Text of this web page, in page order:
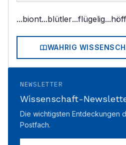
...biont...blütler...flügelig
WAHRIG
NEWSLETTER
Wissenschaft-
Die wichtigsten Entdeckungen
Postfach.